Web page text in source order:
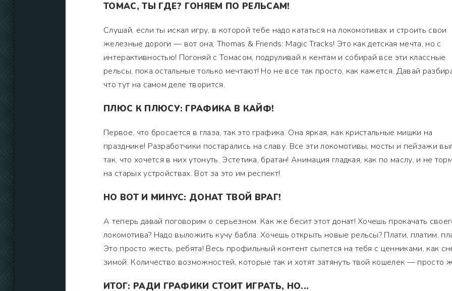
ТОМАС, ТЫ ГДЕ? ГОНЯЕМ ПО РЕЛЬСАМ!
Слушай, если ты искал игру, в которой тебе надо кататься на локомотивах и строить свои
железные дороги — вот она, Thomas & Friends: Magic Tracks! Это как детская мечта, но с
интерактивностью! Погоняй с Томасом, подруливай к кентам и собирай все эти классные
рельсы, пока остальные только мечтают! Но не все так просто, как кажется. Давай
что тут на самом деле творится.
ПЛЮС К ПЛЮСУ: ГРАФИКА В КАЙФ!
Первое, что бросается в глаза, так это графика. Она яркая, как кристальные мишки на
празднике! Разработчики постарались на славу. Все эти локомотивы, мосты и пейзажи
так, что хочется в них утонуть. Эстетика, братан! Анимация гладкая, как по маслу, и не
на старых устройствах. Вот за это им респект!
НО ВОТ И МИНУС: ДОНАТ ТВОЙ ВРАГ!
А теперь давай поговорим о серьезном. Как же бесит этот донат! Хочешь прокачать
локомотива? Надо выложить кучу бабла. Хочешь открыть новые рельсы? Плати, платим,
Это просто жесть, ребята! Весь профильный контент сыпется на тебя с ценниками, как
зимой. Количество возможностей, которые так и хотят затянуть твой кошелек — просто
ИТОГ: РАДИ ГРАФИКИ СТОИТ ИГРАТЬ, НО...